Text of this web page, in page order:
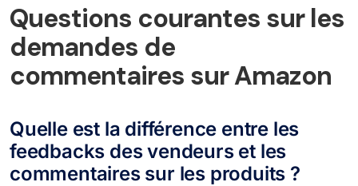
Questions courantes sur les
demandes de
commentaires sur Amazon
Quelle est la différence entre les
feedbacks des vendeurs et les
commentaires sur les produits ?